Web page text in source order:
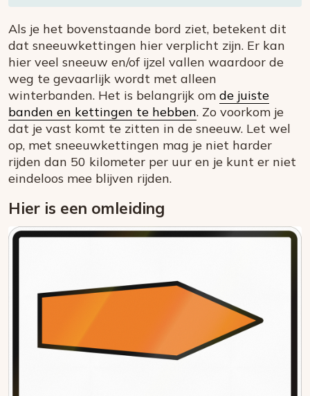
Als je het bovenstaande bord ziet, betekent dit
dat sneeuwkettingen hier verplicht zijn. Er kan
hier veel sneeuw en/of ijzel vallen waardoor de
weg te gevaarlijk wordt met alleen
winterbanden. Het is belangrijk om de juiste
banden en kettingen te hebben. Zo voorkom je
dat je vast komt te zitten in de sneeuw. Let wel
op, met sneeuwkettingen mag je niet harder
rijden dan 50 kilometer per uur en je kunt er niet
eindeloos mee blijven rijden.
Hier is een omleiding